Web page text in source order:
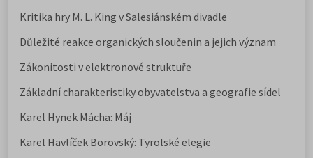
Kritika hry M. L. King v Salesiánském divadle
Důležité reakce organických sloučenin a jejich význam
Zákonitosti v elektronové struktuře
Základní charakteristiky obyvatelstva a geografie sídel
Karel Hynek Mácha: Máj
Karel Havlíček Borovský: Tyrolské elegie